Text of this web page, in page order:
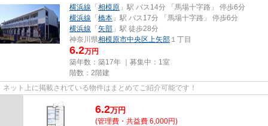
横浜線 「相模原 」駅 バス14分 「馬場十字路」 停歩6分
横浜線 「橋本 」駅 バス17分 「馬場十字路」 停歩6分
横浜線 「矢部 」駅 徒歩28分
神奈川県相模原市中央区 上矢部 １丁目
6.2万円
築年数：築17年 ｜募集中： 1室
階数：2階建
ネット上に掲載されている物件はまとめてご紹介可能です！
6.2万円
(管理費・共益費 6,000円)